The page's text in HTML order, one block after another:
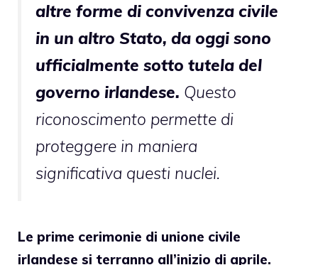
altre forme di convivenza civile
in un altro Stato, da oggi sono
ufficialmente sotto tutela del
governo irlandese. Questo
riconoscimento permette di
proteggere in maniera
significativa questi nuclei.
Le prime cerimonie di unione civile
irlandese si terranno all’inizio di aprile.